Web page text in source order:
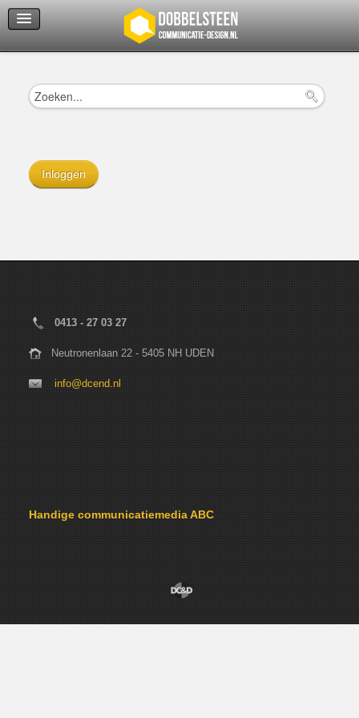
Inloggen
0413 - 27 03 27
Neutronenlaan 22 - 5405 NH UDEN
info@dcend.nl
Handige communicatiemedia ABC